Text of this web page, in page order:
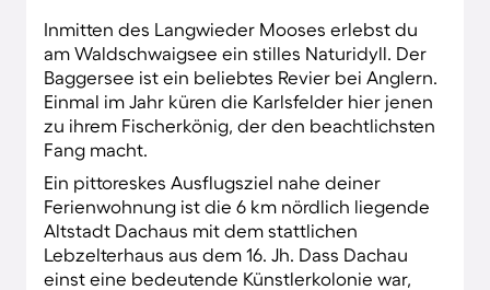
Inmitten des Langwieder Mooses erlebst du
am Waldschwaigsee ein stilles Naturidyll. Der
Baggersee ist ein beliebtes Revier bei Anglern.
Einmal im Jahr küren die Karlsfelder hier jenen
zu ihrem Fischerkönig, der den beachtlichsten
Fang macht.
Ein pittoreskes Ausflugsziel nahe deiner
Ferienwohnung ist die 6 km nördlich liegende
Altstadt Dachaus mit dem stattlichen
Lebzelterhaus aus dem 16. Jh. Dass Dachau
einst eine bedeutende Künstlerkolonie war,